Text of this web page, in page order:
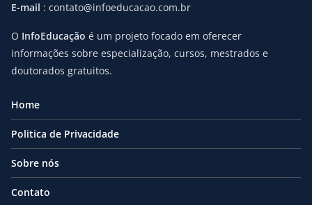
E-mail : contato@infoeducacao.com.br
O InfoEducação é um projeto focado em oferecer
informações sobre especialização, cursos, mestrados e
doutorados gratuitos.
Home
Politica de Privacidade
Sobre nós
Contato